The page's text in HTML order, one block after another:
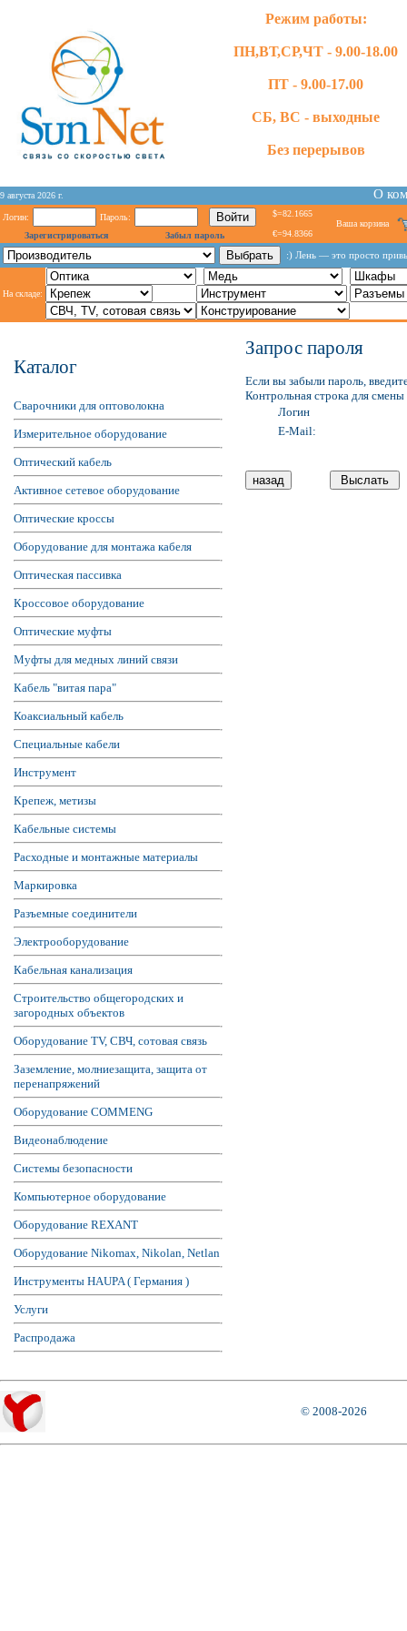
Режим работы:
ПН,ВТ,СР,ЧТ - 9.00-18.00
ПТ - 9.00-17.00
СБ, ВС - выходные
Без перерывов
9 августа 2026 г. О
Логин:
Пароль:
Зарегистрироваться
Забыл пароль
$=82.1665
€=94.8366
Ваша корзина
:) Лень — это просто
На складе:
Каталог
Сварочники для оптоволокна
Измерительное оборудование
Оптический кабель
Активное сетевое оборудование
Оптические кроссы
Оборудование для монтажа кабеля
Оптическая пассивка
Кроссовое оборудование
Оптические муфты
Муфты для медных линий связи
Кабель "витая пара"
Коаксиальный кабель
Специальные кабели
Инструмент
Крепеж, метизы
Кабельные системы
Расходные и монтажные материалы
Маркировка
Разъемные соединители
Электрооборудование
Кабельная канализация
Строительство общегородских и
загородных объектов
Оборудование TV, СВЧ, сотовая связь
Заземление, молниезащита, защита от
перенапряжений
Оборудование COMMENG
Видеонаблюдение
Системы безопасности
Компьютерное оборудование
Оборудование REXANT
Оборудование Nikomax, Nikolan, Netlan
Инструменты HAUPA ( Германия )
Услуги
Распродажа
Запрос пароля
Если вы забыли пароль,
Контрольная строка для
Логин
E-Mail:
© 2008-2026